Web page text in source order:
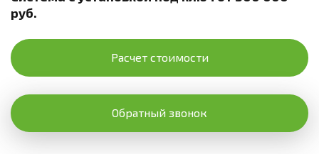
руб.
Расчет стоимости
Обратный звонок